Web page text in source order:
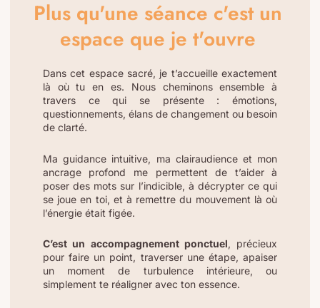
Plus qu'une séance c'est un
espace que je t'ouvre
Dans cet espace sacré, je t’accueille exactement
là où tu en es. Nous cheminons ensemble à
travers ce qui se présente : émotions,
questionnements, élans de changement ou besoin
de clarté.
Ma guidance intuitive, ma clairaudience et mon
ancrage profond me permettent de t’aider à
poser des mots sur l’indicible, à décrypter ce qui
se joue en toi, et à remettre du mouvement là où
l’énergie était figée.
C’est un accompagnement ponctuel, précieux
pour faire un point, traverser une étape, apaiser
un moment de turbulence intérieure, ou
simplement te réaligner avec ton essence.